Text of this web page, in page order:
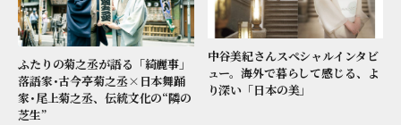
ふたりの菊之丞が語る「綺麗事」
落語家･古今亭菊之丞×日本舞踊
家･尾上菊之丞、伝統文化の“隣の
芝生”
中谷美紀さんスペシャルインタビ
ュー。海外で暮らして感じる、よ
り深い「日本の美」